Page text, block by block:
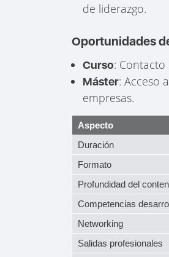
de liderazgo.
Oportunidades
Curso:
Máster: Acceso
empresas.
Aspecto
Duración
Formato
Profundidad del
Competencias
Networking
Salidas profesionales